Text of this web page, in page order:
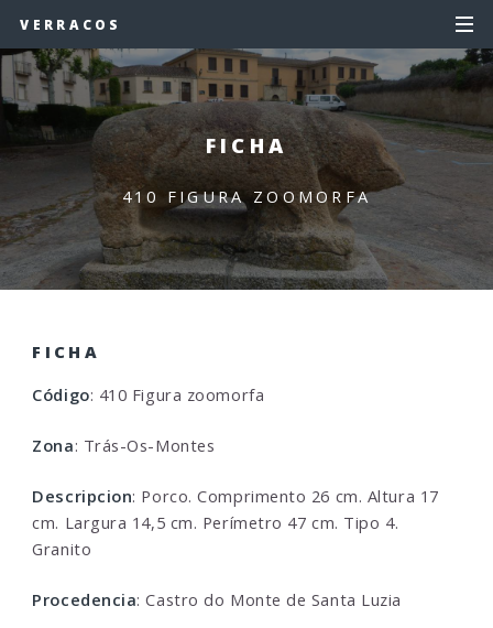
VERRACOS
FICHA
410 FIGURA ZOOMORFA
FICHA
Código: 410 Figura zoomorfa
Zona: Trás-Os-Montes
Descripcion: Porco. Comprimento 26 cm. Altura 17
cm. Largura 14,5 cm. Perímetro 47 cm. Tipo 4.
Granito
Procedencia: Castro do Monte de Santa Luzia